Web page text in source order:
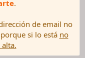
.
de email no
si lo está no